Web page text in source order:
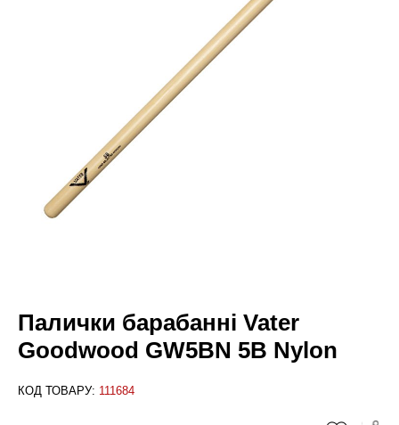
Палички барабанні Vater
Goodwood GW5BN 5B Nylon
КОД ТОВАРУ: 111684